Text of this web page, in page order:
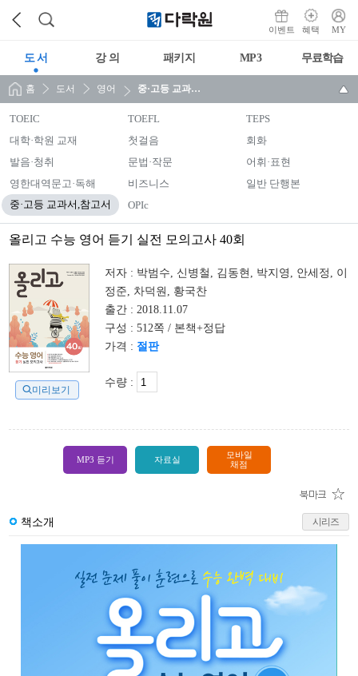
이벤트 혜택 MY
도 서 강 의 패키지 MP3 무료학습
홈 도서 영어 중·고등 교과서,참고서
TOEIC TOEFL
TEPS
대학·학원 교재
첫걸음
회화
발음·청취
문법·작문
어휘·표현
영한대역문고·독해
비즈니스 일반 단행본
중·고등 교과서,참고서 OPIc
올리고 수능 영어 듣기 실전 모의고사 40회
미리보기
저자 : 박범수, 신병철, 김동현, 박지영, 안세정, 이
정준, 차덕원, 황국찬
출간 : 2018.11.07
구성 : 512쪽 / 본책+정답
가격 : 절판
수량 :
MP3 듣기 자료실
모바일
채점
책소개 시리즈